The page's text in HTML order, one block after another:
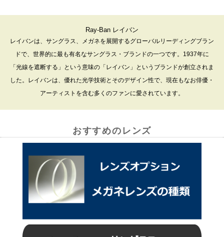
Ray-Ban レイバン
レイバンは、サングラス、メガネを展開するグローバルリーディングブラン
ドで、世界的に最も有名なサングラス・ブランドの一つです。1937年に
「光線を遮断する」という意味の「レイバン」というブランドが創立されま
した。レイバンは、優れた光学技術とそのデザイン性で、現在もなお俳優・
アーティストを含む多くのファンに愛されています。
おすすめのレンズ